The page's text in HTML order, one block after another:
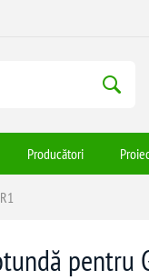
Producători
pentru